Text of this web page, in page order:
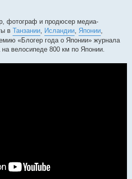
фотограф и продюсер медиа-
в Танзании, Исландии, Японии,
«Блогер года о Японии» журнала
велосипеде 800 км по Японии.